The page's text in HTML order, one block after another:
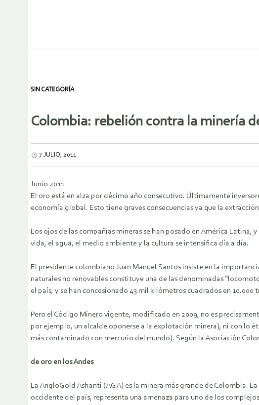
SIN CATEGORÍA
Colombia: rebelión contra la minería
7 JULIO, 2011
Junio 2011
El oro está en alza por décimo año consecutivo. Últimamente
economía global. Esto tiene graves consecuencias ya que la
Los ojos de las compañías mineras se han posado en América
vida, el agua, el medio ambiente y la cultura se intensifica día a día.
El presidente colombiano Juan Manuel Santos insiste en la
naturales no renovables constituye una de las denominadas
el país, y se han concesionado 43 mil kilómetros cuadrados en
Pero el Código Minero vigente, modificado en 2009, no es
por ejemplo, un alcalde oponerse a la explotación minera), ni con lo
más contaminado con mercurio del mundo). Según la Asociación
de oro en los Andes
La AngloGold Ashanti (AGA) es la minera más grande de Colombia.
occidente del país, representa una amenaza para uno de los